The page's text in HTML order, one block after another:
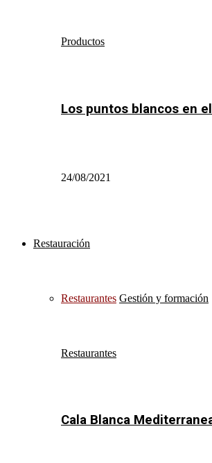
Productos
Los puntos blancos en
24/08/2021
Restauración
Restaurantes Gestión y formación
Restaurantes
Cala Blanca